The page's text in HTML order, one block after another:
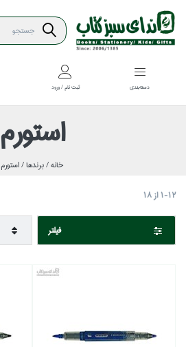
دسته‌بندي ثبت نام / ورود
استورم
خانه /برندها /استورم
1-12از18
فيلتر